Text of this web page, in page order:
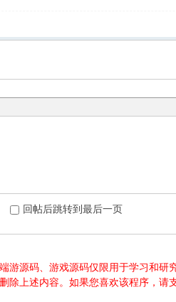
回帖后跳转到最后一页
游源码、游戏源码仅限用于学习和
除上述内容。如果您喜欢该程序，